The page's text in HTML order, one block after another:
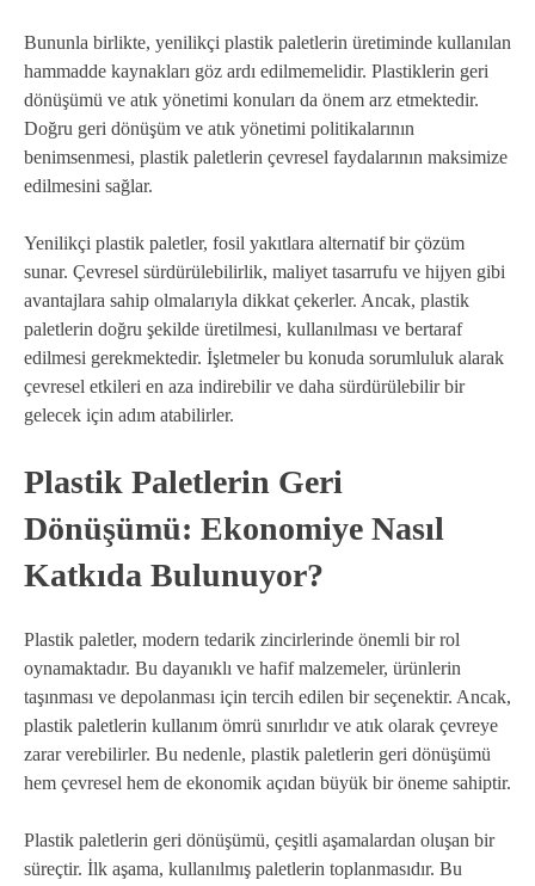
Bununla birlikte, yenilikçi plastik paletlerin üretiminde kullanılan
hammadde kaynakları göz ardı edilmemelidir. Plastiklerin geri
dönüşümü ve atık yönetimi konuları da önem arz etmektedir.
Doğru geri dönüşüm ve atık yönetimi politikalarının
benimsenmesi, plastik paletlerin çevresel faydalarının maksimize
edilmesini sağlar.
Yenilikçi plastik paletler, fosil yakıtlara alternatif bir çözüm
sunar. Çevresel sürdürülebilirlik, maliyet tasarrufu ve hijyen gibi
avantajlara sahip olmalarıyla dikkat çekerler. Ancak, plastik
paletlerin doğru şekilde üretilmesi, kullanılması ve bertaraf
edilmesi gerekmektedir. İşletmeler bu konuda sorumluluk alarak
çevresel etkileri en aza indirebilir ve daha sürdürülebilir bir
gelecek için adım atabilirler.
Plastik Paletlerin Geri
Dönüşümü: Ekonomiye Nasıl
Katkıda Bulunuyor?
Plastik paletler, modern tedarik zincirlerinde önemli bir rol
oynamaktadır. Bu dayanıklı ve hafif malzemeler, ürünlerin
taşınması ve depolanması için tercih edilen bir seçenektir. Ancak,
plastik paletlerin kullanım ömrü sınırlıdır ve atık olarak çevreye
zarar verebilirler. Bu nedenle, plastik paletlerin geri dönüşümü
hem çevresel hem de ekonomik açıdan büyük bir öneme sahiptir.
Plastik paletlerin geri dönüşümü, çeşitli aşamalardan oluşan bir
süreçtir. İlk aşama, kullanılmış paletlerin toplanmasıdır. Bu